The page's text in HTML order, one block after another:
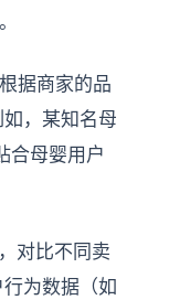
据商家的品
，某知名母
合母婴用户
对比不同卖
为数据（如